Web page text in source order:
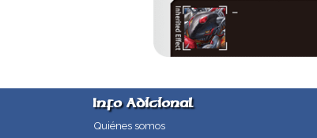
Info Adicional
Quiénes somos